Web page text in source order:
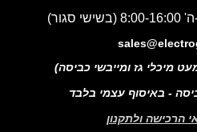
מיכלי גז ומייבשי כביסה)
- באיסוף עצמי בלבד
הרכישה ולתקנון